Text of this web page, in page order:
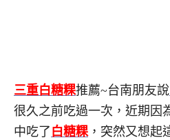
三重白糖粿推薦~台南朋友說
很久之前吃過一次，近期因
中吃了 白糖粿，突然又想起